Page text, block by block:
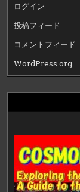
ログイン
投稿フィード
コメントフィード
WordPress.org